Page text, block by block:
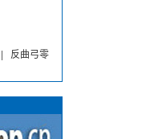
反曲弓零